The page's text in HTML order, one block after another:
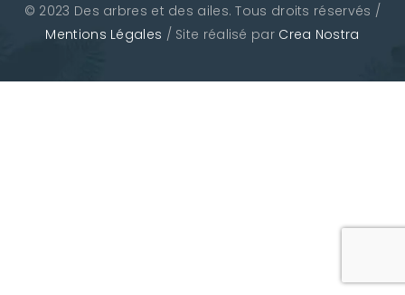
© 2023 Des arbres et des ailes. Tous droits réservés /
Mentions Légales / Site réalisé par Crea Nostra